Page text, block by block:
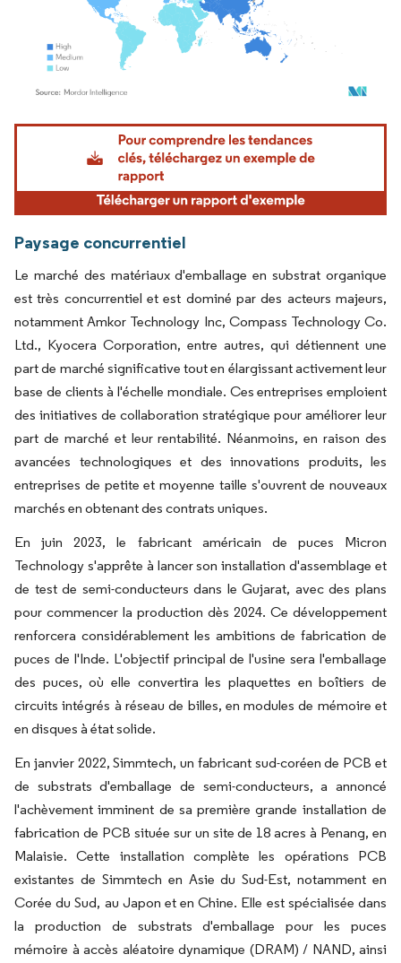
Image © Mordor Intelligence. La réutilisation nécessite une attribution sous CC BY
Paysage concurrentiel
Le marché des matériaux d'emballage en substrat organique
est très concurrentiel et est dominé par des acteurs majeurs,
notamment Amkor Technology Inc, Compass Technology Co.
Ltd., Kyocera Corporation, entre autres, qui détiennent une
part de marché significative tout en élargissant activement leur
base de clients à l'échelle mondiale. Ces entreprises emploient
des initiatives de collaboration stratégique pour améliorer leur
part de marché et leur rentabilité. Néanmoins, en raison des
avancées technologiques et des innovations produits, les
entreprises de petite et moyenne taille s'ouvrent de nouveaux
marchés en obtenant des contrats uniques.
En juin 2023, le fabricant américain de puces Micron
Technology s'apprête à lancer son installation d'assemblage et
de test de semi-conducteurs dans le Gujarat, avec des plans
pour commencer la production dès 2024. Ce développement
renforcera considérablement les ambitions de fabrication de
puces de l'Inde. L'objectif principal de l'usine sera l'emballage
des puces, où elle convertira les plaquettes en boîtiers de
circuits intégrés à réseau de billes, en modules de mémoire et
en disques à état solide.
En janvier 2022, Simmtech, un fabricant sud-coréen de PCB et
de substrats d'emballage de semi-conducteurs, a annoncé
l'achèvement imminent de sa première grande installation de
fabrication de PCB située sur un site de 18 acres à Penang, en
Malaisie. Cette installation complète les opérations PCB
existantes de Simmtech en Asie du Sud-Est, notamment en
Corée du Sud, au Japon et en Chine. Elle est spécialisée dans
la production de substrats d'emballage pour les puces
mémoire à accès aléatoire dynamique (DRAM) / NAND, ainsi